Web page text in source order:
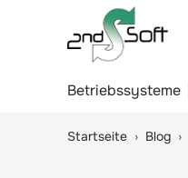
Betriebssysteme
Startseite › Blog ›